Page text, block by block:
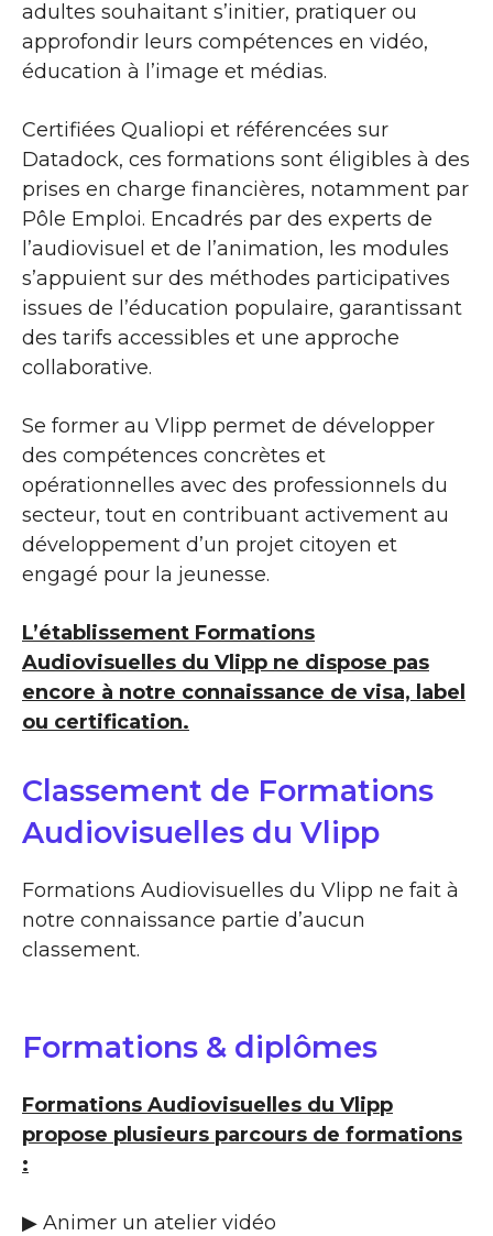
adultes souhaitant s’initier, pratiquer ou
approfondir leurs compétences en vidéo,
éducation à l’image et médias.
Certifiées Qualiopi et référencées sur
Datadock, ces formations sont éligibles à des
prises en charge financières, notamment par
Pôle Emploi. Encadrés par des experts de
l’audiovisuel et de l’animation, les modules
s’appuient sur des méthodes participatives
issues de l’éducation populaire, garantissant
des tarifs accessibles et une approche
collaborative.
Se former au Vlipp permet de développer
des compétences concrètes et
opérationnelles avec des professionnels du
secteur, tout en contribuant activement au
développement d’un projet citoyen et
engagé pour la jeunesse.
L’établissement Formations
Audiovisuelles du Vlipp ne dispose pas
encore à notre connaissance de visa, label
ou certification.
Classement de Formations
Audiovisuelles du Vlipp
Formations Audiovisuelles du Vlipp ne fait à
notre connaissance partie d’aucun
classement.
Formations & diplômes
Formations Audiovisuelles du Vlipp
propose plusieurs parcours de formations
:
▶ Animer un atelier vidéo